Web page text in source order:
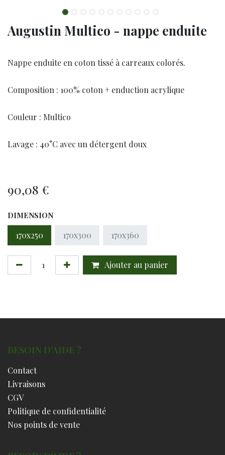
Augustin Multico - nappe enduite
Nappe enduite en coton tissé à carreaux colorés.
Composition : 100% coton + enduction acrylique
Couleur : Multico
Lavage : 40°C avec un détergent doux
90,08 €
DIMENSION
170x250 170x300 170x360
Ajouter au panier
BESOIN D'AIDE ?
Contact
Livraisons
CGV
Politique de confidentialité
Nos points de vente